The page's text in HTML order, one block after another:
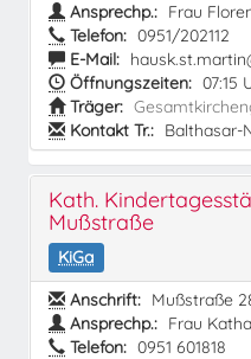
Ansprechp.: Frau
Telefon: 0951/202112
E-Mail:
Öffnungszeiten: 07:15
Träger:
Kontakt Tr.: Balthasar-
Kath.
Mußstraße
KiGa
Anschrift: Mußstraße
Ansprechp.: Frau
Telefon: 0951 601818